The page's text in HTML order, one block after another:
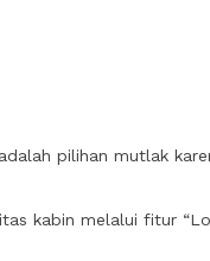
pilihan mutlak
kabin melalui fitur